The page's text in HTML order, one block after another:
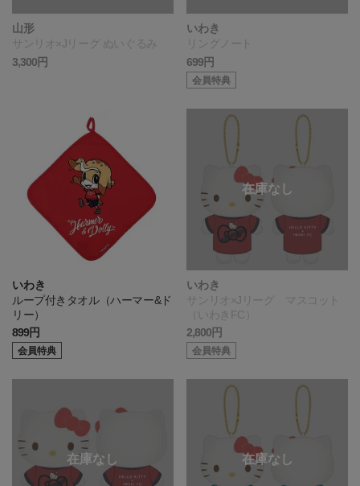
山形
サンリオ×Jリーグ ぬいぐるみ
3,300円
いわき
リングノート
699円
会員特典
いわき
ループ付きタオル（ハーマー&ド
リー）
899円
会員特典
いわき
サンリオ×Jリーグ マスコット
（いわきFC）
2,800円
会員特典